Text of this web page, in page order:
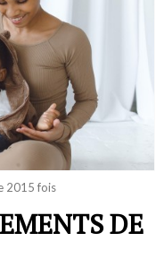
2015 fois
DE